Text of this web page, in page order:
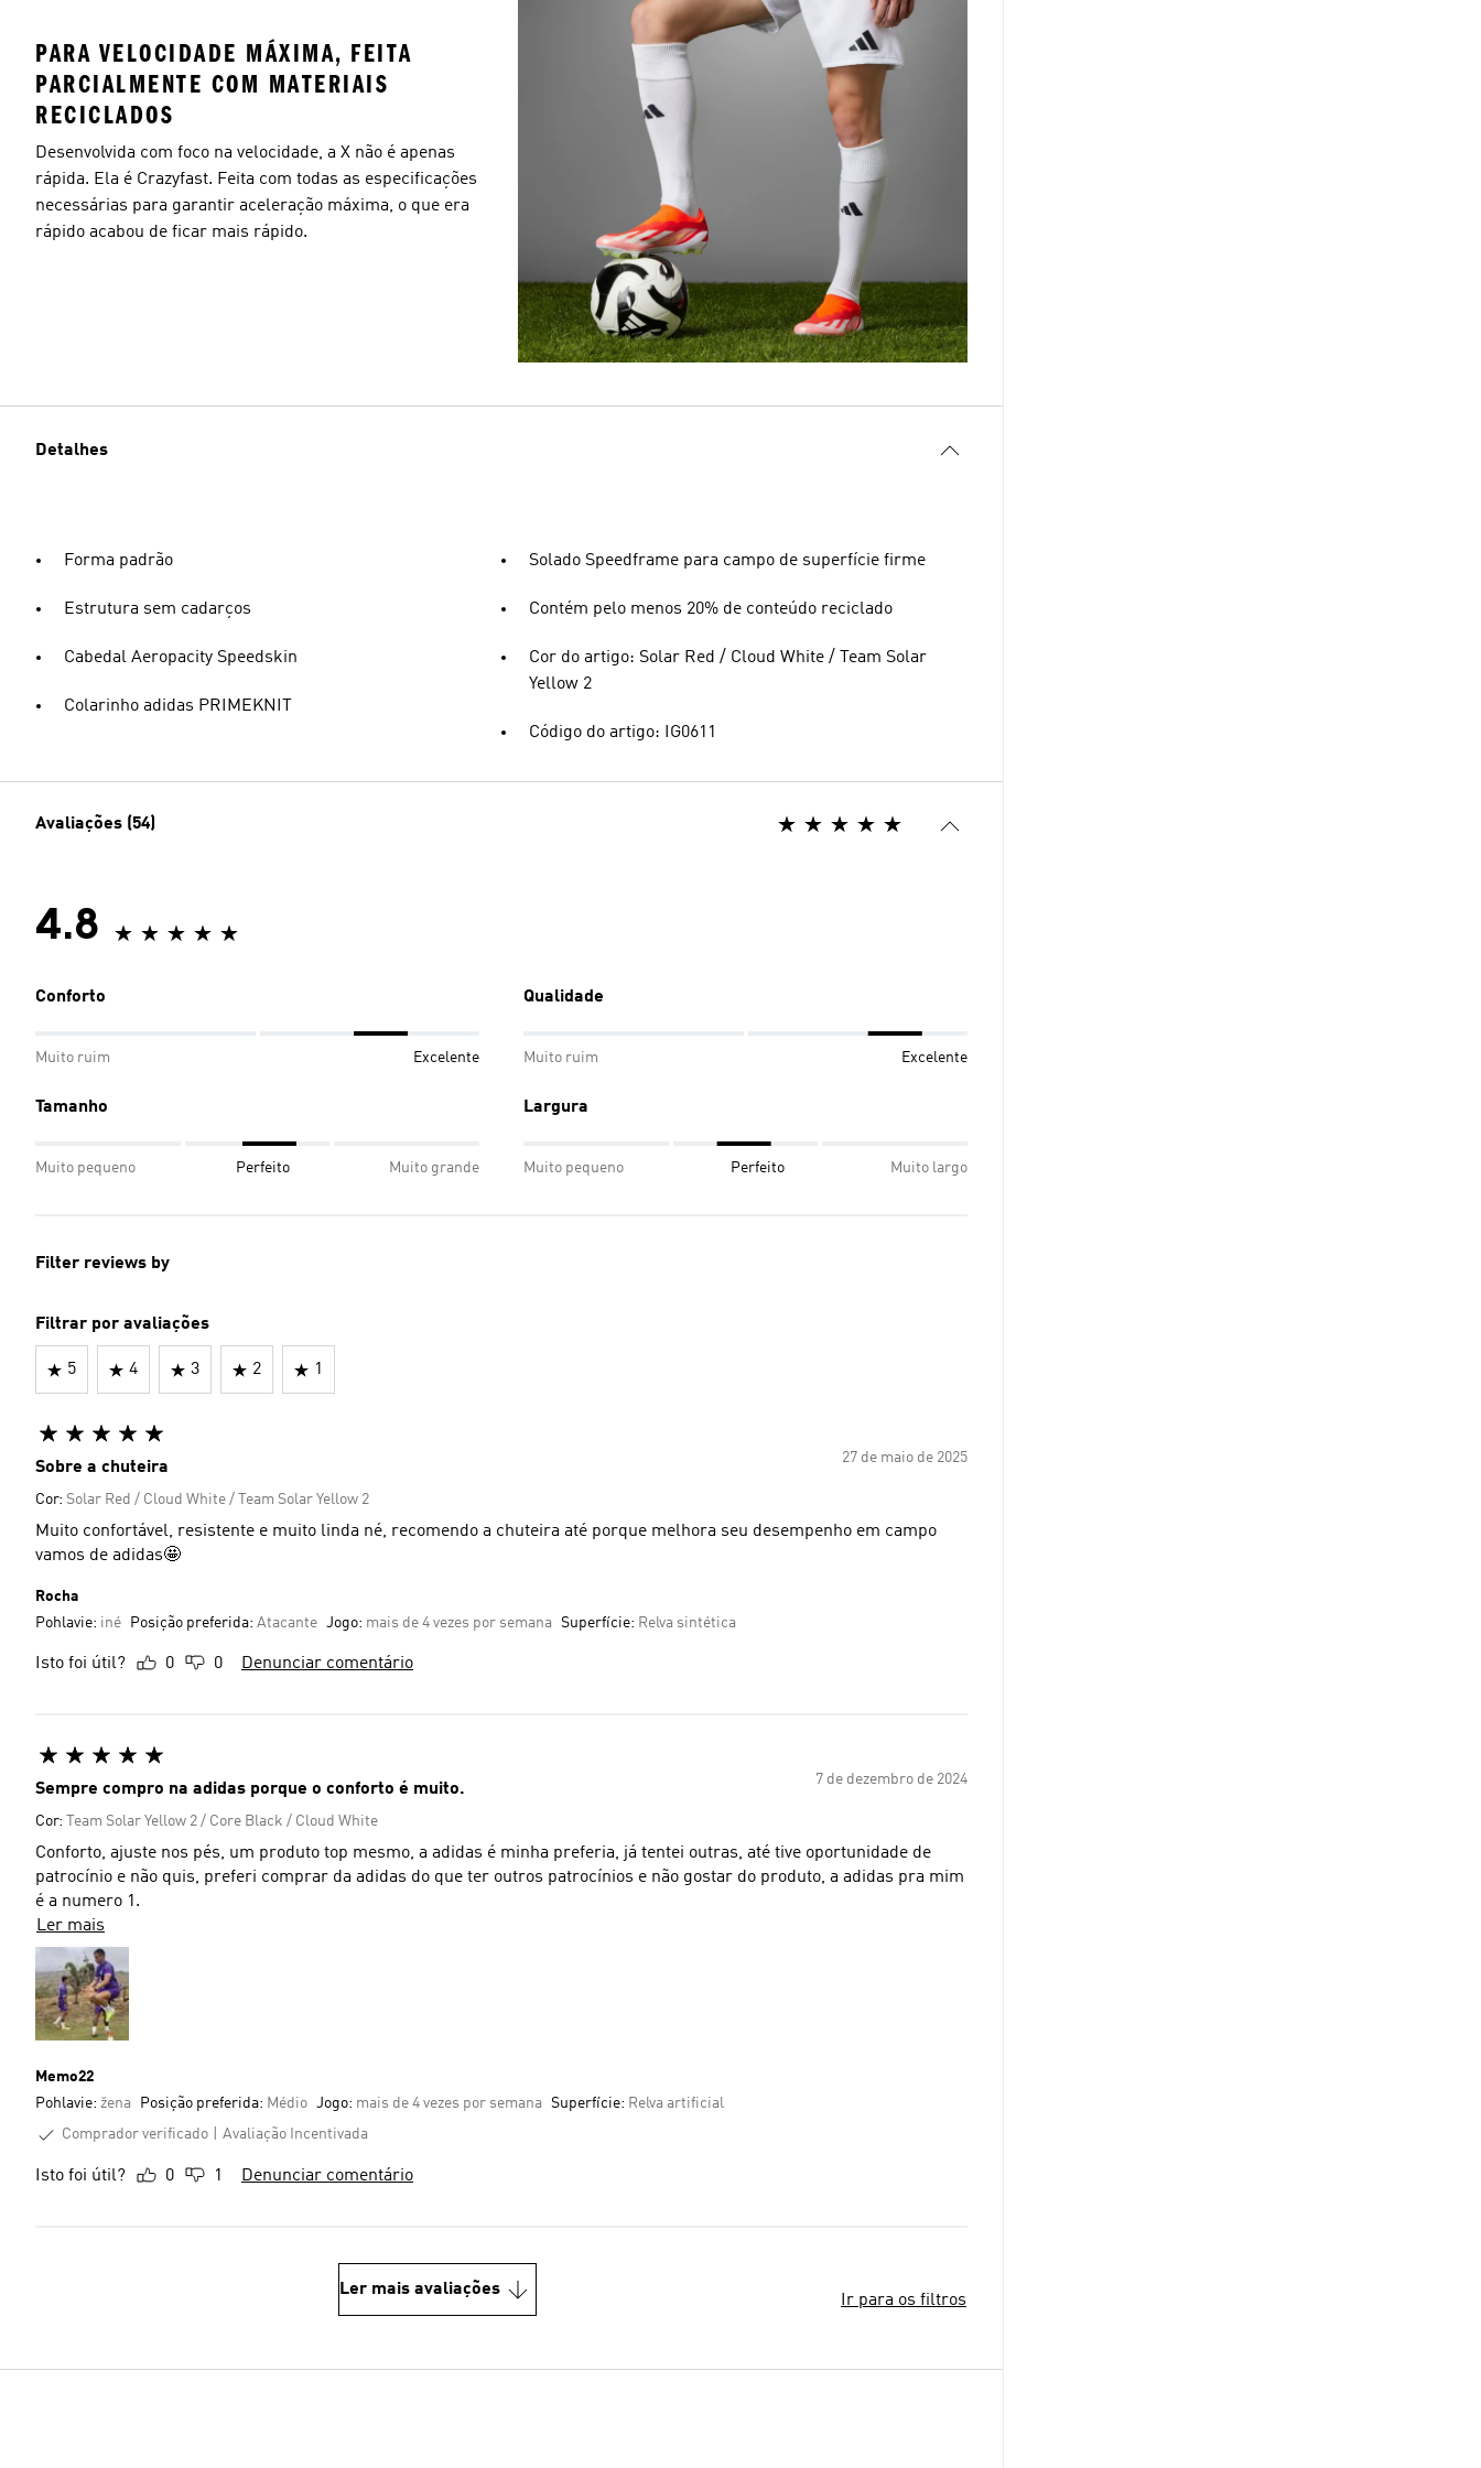
PARA VELOCIDADE MÁXIMA, FEITA
PARCIALMENTE COM MATERIAIS
RECICLADOS
Desenvolvida com foco na velocidade, a X não é apenas
rápida. Ela é Crazyfast. Feita com todas as especificações
necessárias para garantir aceleração máxima, o que era
rápido acabou de ficar mais rápido.
Detalhes
Forma padrão
Estrutura sem cadarços
Cabedal Aeropacity Speedskin
Colarinho adidas PRIMEKNIT
Solado Speedframe para campo de superfície firme
Contém pelo menos 20% de conteúdo reciclado
Cor do artigo: Solar Red / Cloud White / Team Solar
Yellow 2
Código do artigo: IG0611
Avaliações (54)
4.8
Conforto
Muito ruim Excelente
Qualidade
Muito ruim Excelente
Tamanho
Muito pequeno Perfeito Muito grande
Largura
Muito pequeno Perfeito Muito largo
Filter reviews by
Filtrar por avaliações
5 4 3 2 1
27 de maio de 2025
Sobre a chuteira
Cor: Solar Red / Cloud White / Team Solar Yellow 2
Muito confortável, resistente e muito linda né, recomendo a chuteira até porque melhora seu desempenho em campo
vamos de adidas🤩
Rocha
Pohlavie: iné Posição preferida: Atacante Jogo: mais de 4 vezes por semana Superfície: Relva sintética
Isto foi útil? 0 0 Denunciar comentário
7 de dezembro de 2024
Sempre compro na adidas porque o conforto é muito.
Cor: Team Solar Yellow 2 / Core Black / Cloud White
Conforto, ajuste nos pés, um produto top mesmo, a adidas é minha preferia, já tentei outras, até tive oportunidade de
patrocínio e não quis, preferi comprar da adidas do que ter outros patrocínios e não gostar do produto, a adidas pra mim
é a numero 1.
Ler mais
Memo22
Pohlavie: žena Posição preferida: Médio Jogo: mais de 4 vezes por semana Superfície: Relva artificial
Comprador verificado
Avaliação Incentivada
Isto foi útil? 0 1 Denunciar comentário
Ler mais avaliações
Ir para os filtros